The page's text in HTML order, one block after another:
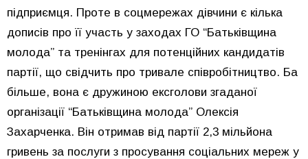
підприємця. Проте в соцмережах дівчини є кілька
дописів про її участь у заходах ГО “Батьківщина
молода” та тренінгах для потенційних кандидатів
партії, що свідчить про тривале співробітництво. Ба
більше, вона є дружиною ексголови згаданої
організації “Батьківщина молода” Олексія
Захарченка. Він отримав від партії 2,3 мільйона
гривень за послуги з просування соціальних мереж у